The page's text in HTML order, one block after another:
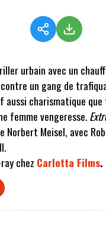
urbain avec un
un gang de
aussi charismatique
femme vengeresse.
Norbert Meisel, avec
chez Carlotta Films.